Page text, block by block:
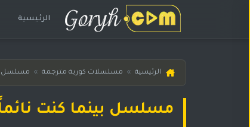
الرئيسية
الرئيسية » مسلسلات كورية مترجمة » مسلسل
مسلسل بينما كنت نائماً